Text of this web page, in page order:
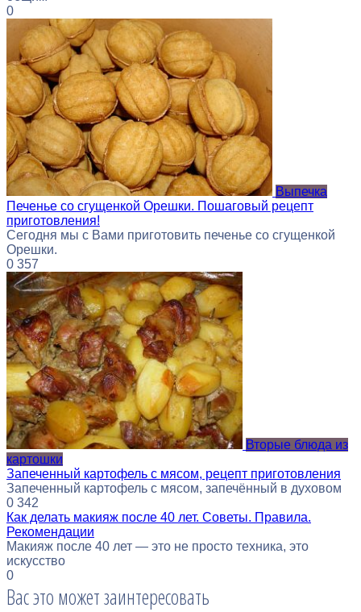
0
Выпечка
Печенье со сгущенкой Орешки. Пошаговый рецепт
приготовления!
Сегодня мы с Вами приготовить печенье со сгущенкой
Орешки.
0 357
Вторые блюда из
картошки
Запеченный картофель с мясом, рецепт приготовления
Запеченный картофель с мясом, запечённый в духовом
0 342
Как делать макияж после 40 лет. Советы. Правила.
Рекомендации
Макияж после 40 лет — это не просто техника, это
искусство
0
Вас это может заинтересовать